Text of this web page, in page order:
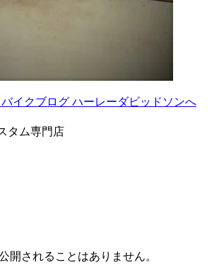
タム専門店
開されることはありません。